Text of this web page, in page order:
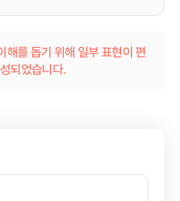
를 돕기 위해 일부 표현이 편
되었습니다.